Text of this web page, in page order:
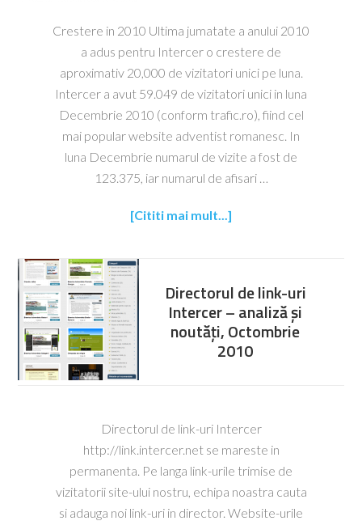
Crestere in 2010 Ultima jumatate a anului 2010
a adus pentru Intercer o crestere de
aproximativ 20,000 de vizitatori unici pe luna.
Intercer a avut 59.049 de vizitatori unici in luna
Decembrie 2010 (conform trafic.ro), fiind cel
mai popular website adventist romanesc. In
luna Decembrie numarul de vizite a fost de
123.375, iar numarul de afisari …
[Cititi mai mult...]
Directorul de link-uri
Intercer – analiză și
noutăți, Octombrie
2010
Directorul de link-uri Intercer
http://link.intercer.net se mareste in
permanenta. Pe langa link-urile trimise de
vizitatorii site-ului nostru, echipa noastra cauta
si adauga noi link-uri in director. Website-urile